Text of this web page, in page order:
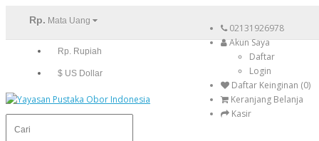
Rp. Mata Uang
Rp. Rupiah
$ US Dollar
02131926978
Akun Saya
Daftar
Login
Daftar Keinginan (0)
Keranjang Belanja
Kasir